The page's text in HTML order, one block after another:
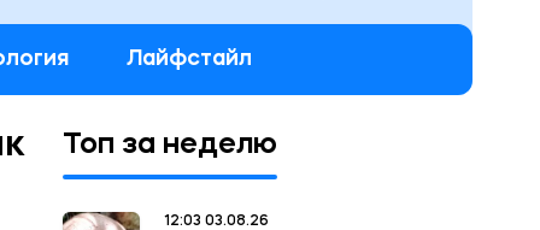
Лайфстайл
Топ за неделю
12:03 03.08.26